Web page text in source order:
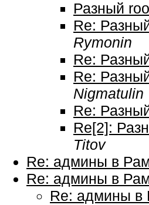
Разный
Re:
Rymonin
Re:
Re:
Nigmatulin
Re:
Re[2]:
Titov
Re: админы в
Re: админы в
Re: админы в